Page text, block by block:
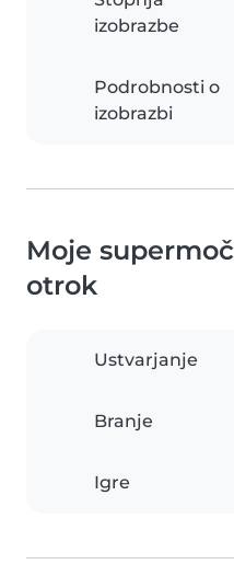
izobrazbe
Podrobnosti o
izobrazbi
Moje
otrok
Ustvarjanje
Branje
Igre